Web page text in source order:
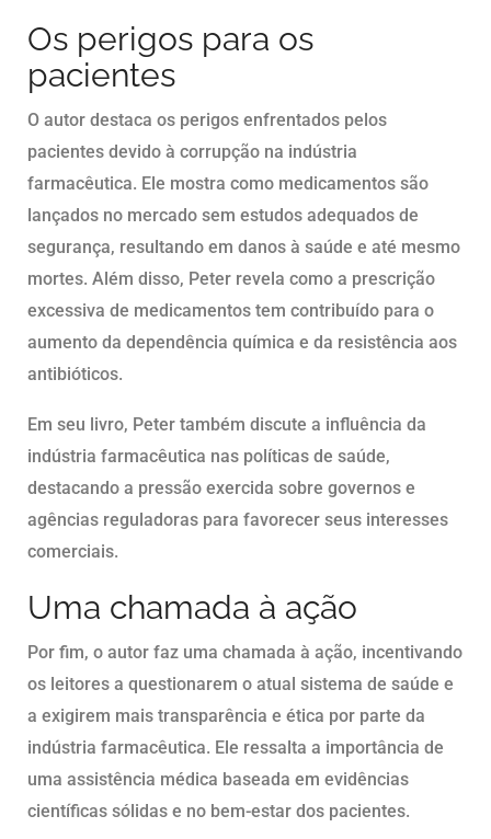
Os perigos para os
pacientes
O autor destaca os perigos enfrentados pelos
pacientes devido à corrupção na indústria
farmacêutica. Ele mostra como medicamentos são
lançados no mercado sem estudos adequados de
segurança, resultando em danos à saúde e até mesmo
mortes. Além disso, Peter revela como a prescrição
excessiva de medicamentos tem contribuído para o
aumento da dependência química e da resistência aos
antibióticos.
Em seu livro, Peter também discute a influência da
indústria farmacêutica nas políticas de saúde,
destacando a pressão exercida sobre governos e
agências reguladoras para favorecer seus interesses
comerciais.
Uma chamada à ação
Por fim, o autor faz uma chamada à ação, incentivando
os leitores a questionarem o atual sistema de saúde e
a exigirem mais transparência e ética por parte da
indústria farmacêutica. Ele ressalta a importância de
uma assistência médica baseada em evidências
científicas sólidas e no bem-estar dos pacientes.